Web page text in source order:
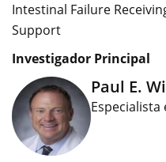
Intestinal Failure
Support
Investigador Principal
Paul E.